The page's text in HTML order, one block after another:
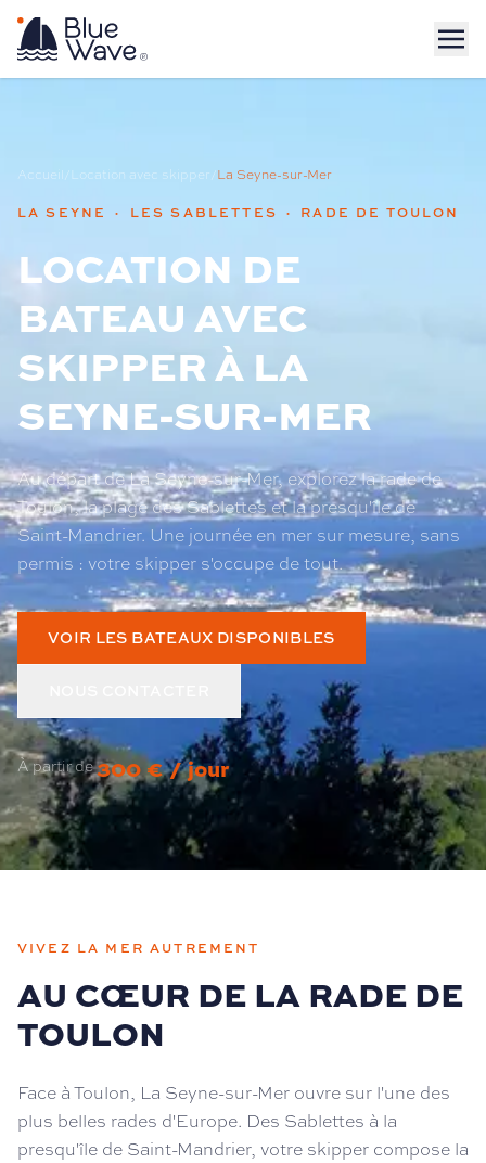
Accueil/ Location avec skipper/La Seyne-sur-Mer
LA SEYNE · LES SABLETTES · RADE DE TOULON
LOCATION DE
BATEAU AVEC
SKIPPER À LA
SEYNE-SUR-MER
Au départ de La Seyne-sur-Mer, explorez la rade de
Toulon, la plage des Sablettes et la presqu'île de
Saint-Mandrier. Une journée en mer sur mesure, sans
permis : votre skipper s'occupe de tout.
VOIR LES BATEAUX DISPONIBLES
À partir de300 € / jour
VIVEZ LA MER AUTREMENT
AU CŒUR DE LA RADE DE
TOULON
Face à Toulon, La Seyne-sur-Mer ouvre sur l'une des
plus belles rades d'Europe. Des Sablettes à la
presqu'île de Saint-Mandrier, votre skipper compose la